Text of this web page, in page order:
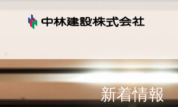
新着情報